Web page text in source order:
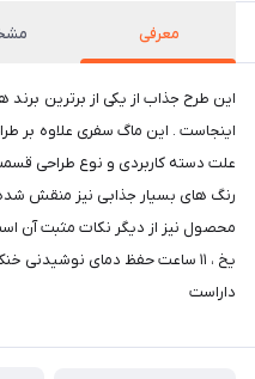
معرفی
این طرح جذاب از یکی از برترین
اینجاست . این ماگ سفری علاوه بر
علت دسته کاربردی و نوع طراحی
رنگ های بسیار جذابی نیز منقش
محصول نیز از دیگر نکات مثبت آن
داراست